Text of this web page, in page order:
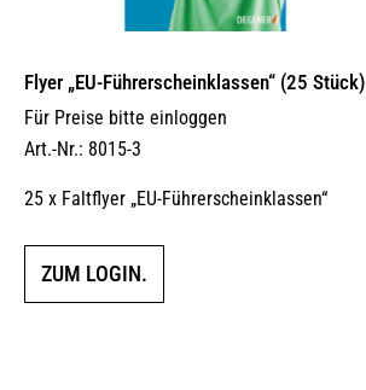
Flyer „EU-Führerscheinklassen“ (25 Stück)
Für Preise bitte einloggen
Art.-Nr.: 8015-3
25 x Faltflyer „EU-Führerscheinklassen“
ZUM LOGIN.